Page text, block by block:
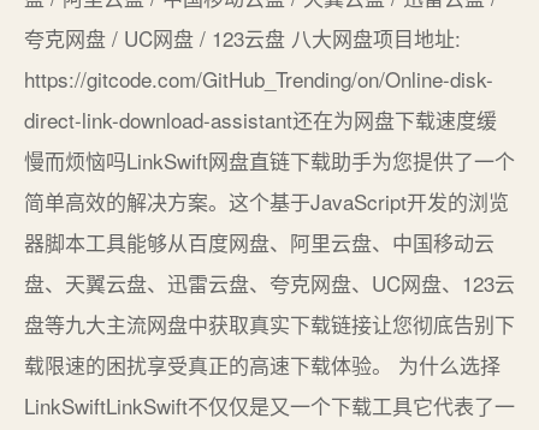
夸克网盘 / UC网盘 / 123云盘 八大网盘项目地址:
https://gitcode.com/GitHub_Trending/on/Online-disk-
direct-link-download-assistant还在为网盘下载速度缓
慢而烦恼吗LinkSwift网盘直链下载助手为您提供了一个
简单高效的解决方案。这个基于JavaScript开发的浏览
器脚本工具能够从百度网盘、阿里云盘、中国移动云
盘、天翼云盘、迅雷云盘、夸克网盘、UC网盘、123云
盘等九大主流网盘中获取真实下载链接让您彻底告别下
载限速的困扰享受真正的高速下载体验。 为什么选择
LinkSwiftLinkSwift不仅仅是又一个下载工具它代表了一